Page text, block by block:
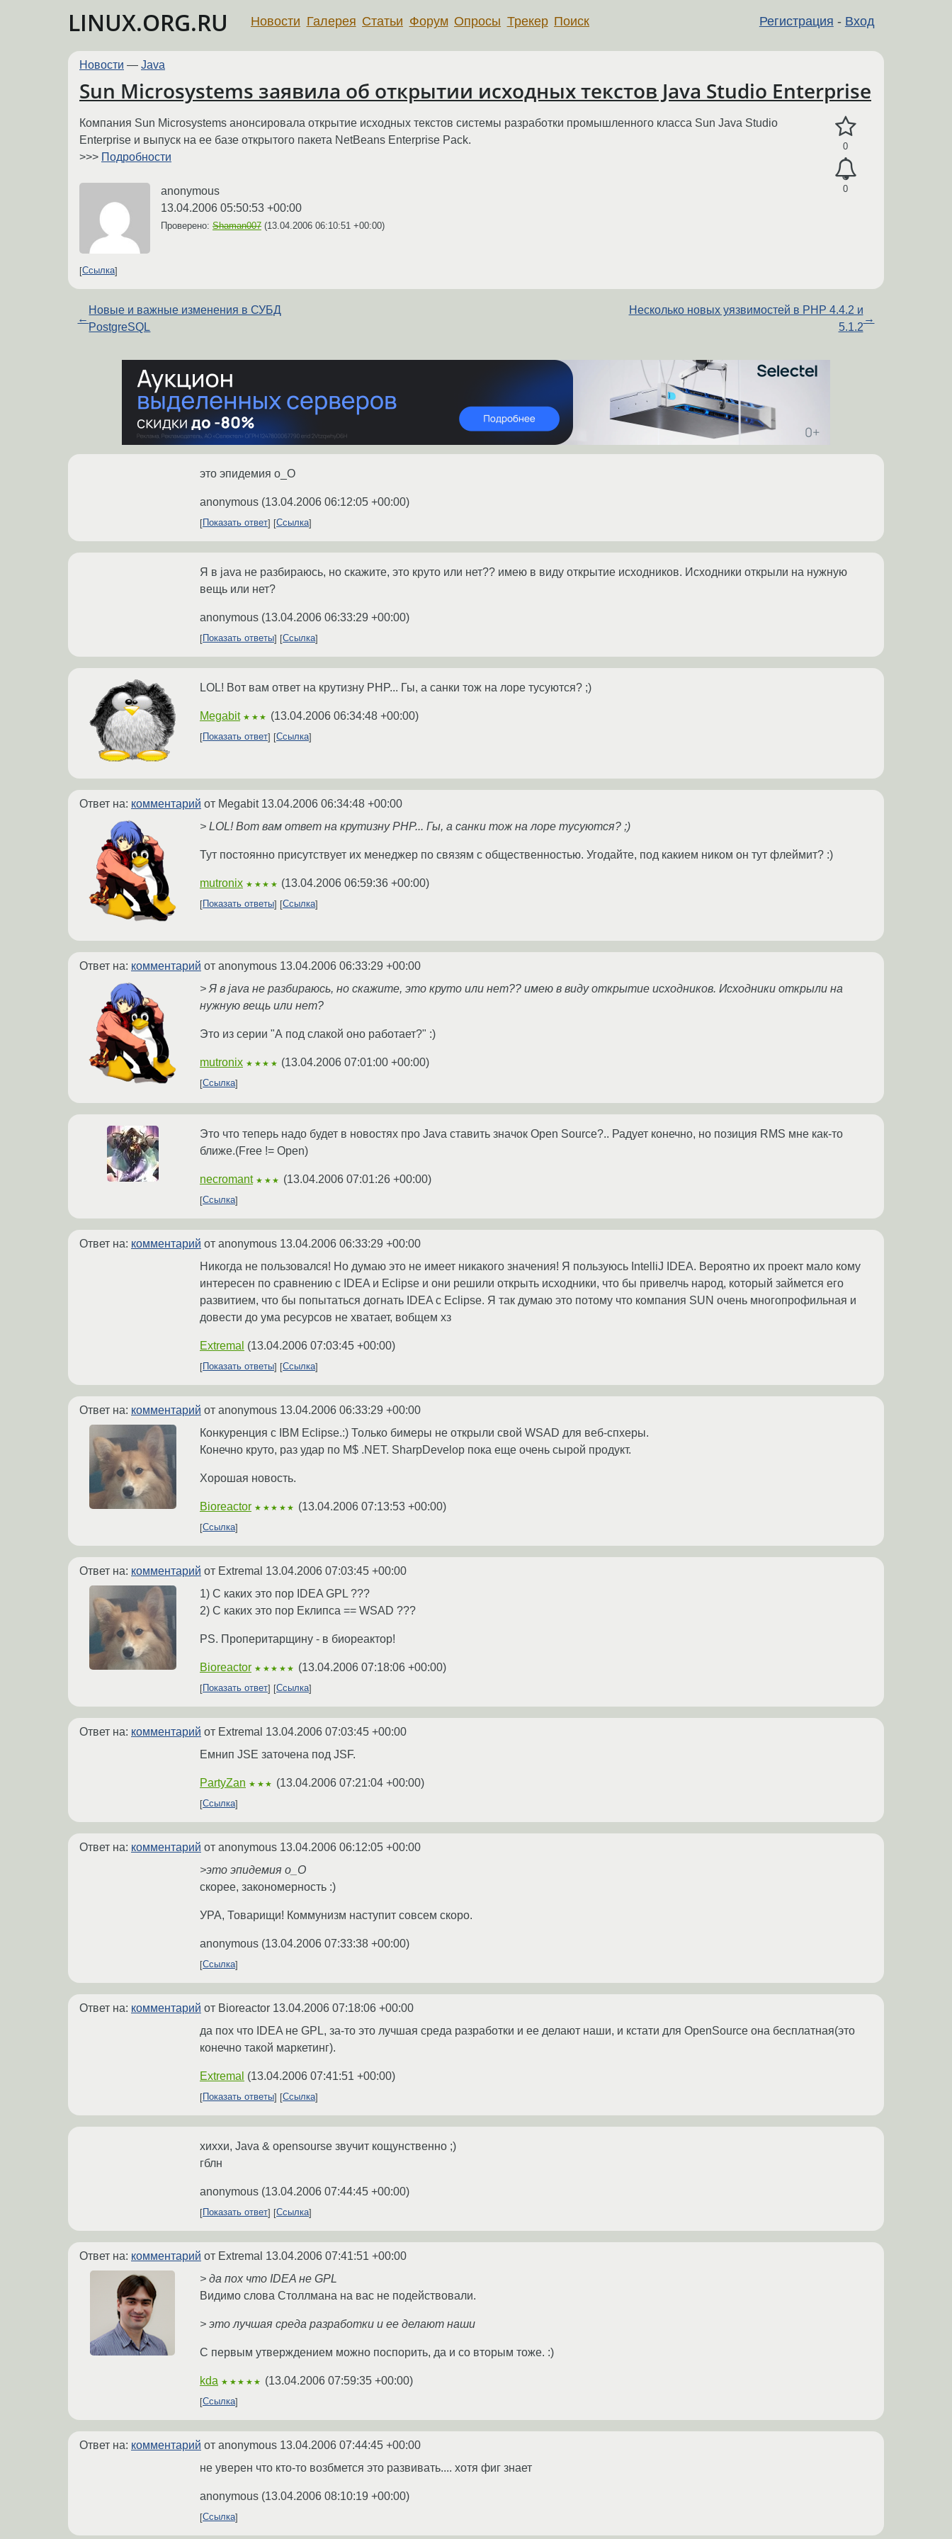
LINUX.ORG.RU Регистрация - Вход
Новости Галерея Статьи Форум Опросы Трекер Поиск
Новости — Java
Sun Microsystems заявила об открытии исходных текстов Java Studio Enterprise
0
0
Компания Sun Microsystems анонсировала открытие исходных текстов системы разработки промышленного класса Sun Java Studio
Enterprise и выпуск на ее базе открытого пакета NetBeans Enterprise Pack.
>>> Подробности
anonymous
13.04.2006 05:50:53 +00:00
Проверено: Shaman007 (13.04.2006 06:10:51 +00:00)
Ссылка
←
Новые и важные изменения в СУБД
PostgreSQL
Несколько новых уязвимостей в PHP 4.4.2 и
5.1.2
→
это эпидемия o_O
anonymous (13.04.2006 06:12:05 +00:00)
Показать ответ Ссылка
Я в java не разбираюсь, но скажите, это круто или нет?? имею в виду открытие исходников. Исходники открыли на нужную
вещь или нет?
anonymous (13.04.2006 06:33:29 +00:00)
Показать ответы Ссылка
LOL! Вот вам ответ на крутизну PHP... Гы, а санки тож на лоре тусуются? ;)
Megabit ★★★ (13.04.2006 06:34:48 +00:00)
Показать ответ Ссылка
Ответ на: комментарий от Megabit 13.04.2006 06:34:48 +00:00
> LOL! Вот вам ответ на крутизну PHP... Гы, а санки тож на лоре тусуются? ;)
Тут постоянно присутствует их менеджер по связям с общественностью. Угодайте, под какием ником он тут флеймит? :)
mutronix ★★★★ (13.04.2006 06:59:36 +00:00)
Показать ответы Ссылка
Ответ на: комментарий от anonymous 13.04.2006 06:33:29 +00:00
> Я в java не разбираюсь, но скажите, это круто или нет?? имею в виду открытие исходников. Исходники открыли на
нужную вещь или нет?
Это из серии "А под слакой оно работает?" :)
mutronix ★★★★ (13.04.2006 07:01:00 +00:00)
Ссылка
Это что теперь надо будет в новостях про Java ставить значок Open Source?.. Радует конечно, но позиция RMS мне как-то
ближе.(Free != Open)
necromant ★★★ (13.04.2006 07:01:26 +00:00)
Ссылка
Ответ на: комментарий от anonymous 13.04.2006 06:33:29 +00:00
Никогда не пользовался! Но думаю это не имеет никакого значения! Я пользуюсь IntelliJ IDEA. Вероятно их проект мало кому
интересен по сравнению с IDEA и Eclipse и они решили открыть исходники, что бы привелчь народ, который займется его
развитием, что бы попытаться догнать IDEA с Eclipse. Я так думаю это потому что компания SUN очень многопрофильная и
довести до ума ресурсов не хватает, вобщем хз
Extremal (13.04.2006 07:03:45 +00:00)
Показать ответы Ссылка
Ответ на: комментарий от anonymous 13.04.2006 06:33:29 +00:00
Конкуренция с IBM Eclipse.:) Только бимеры не открыли свой WSAD для веб-спхеры.
Конечно круто, раз удар по M$ .NET. SharpDevelop пока еще очень сырой продукт.
Хорошая новость.
Bioreactor ★★★★★ (13.04.2006 07:13:53 +00:00)
Ссылка
Ответ на: комментарий от Extremal 13.04.2006 07:03:45 +00:00
1) С каких это пор IDEA GPL ???
2) С каких это пор Еклипса == WSAD ???
PS. Проперитарщину - в биореактор!
Bioreactor ★★★★★ (13.04.2006 07:18:06 +00:00)
Показать ответ Ссылка
Ответ на: комментарий от Extremal 13.04.2006 07:03:45 +00:00
Емнип JSE заточена под JSF.
PartyZan ★★★ (13.04.2006 07:21:04 +00:00)
Ссылка
Ответ на: комментарий от anonymous 13.04.2006 06:12:05 +00:00
>это эпидемия o_O
скорее, закономерность :)
УРА, Товарищи! Коммунизм наступит совсем скоро.
anonymous (13.04.2006 07:33:38 +00:00)
Ссылка
Ответ на: комментарий от Bioreactor 13.04.2006 07:18:06 +00:00
да пох что IDEA не GPL, за-то это лучшая среда разработки и ее делают наши, и кстати для OpenSource она бесплатная(это
конечно такой маркетинг).
Extremal (13.04.2006 07:41:51 +00:00)
Показать ответы Ссылка
хиххи, Java & opensourse звучит кощунственно ;)
гблн
anonymous (13.04.2006 07:44:45 +00:00)
Показать ответ Ссылка
Ответ на: комментарий от Extremal 13.04.2006 07:41:51 +00:00
> да пох что IDEA не GPL
Видимо слова Столлмана на вас не подействовали.
> это лучшая среда разработки и ее делают наши
С первым утверждением можно поспорить, да и со вторым тоже. :)
kda ★★★★★ (13.04.2006 07:59:35 +00:00)
Ссылка
Ответ на: комментарий от anonymous 13.04.2006 07:44:45 +00:00
не уверен что кто-то возбмется это развивать.... хотя фиг знает
anonymous (13.04.2006 08:10:19 +00:00)
Ссылка